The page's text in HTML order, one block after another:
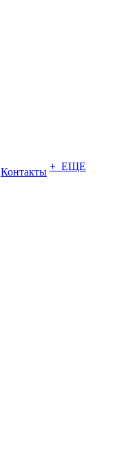
Контакты + ЕЩЕ